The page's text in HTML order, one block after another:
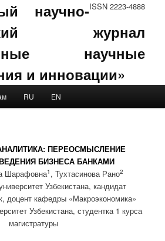
ISSN 2223-4888
научно-
журнал
научные
и инновации»
RU EN
ПЕРЕОСМЫСЛЕНИЕ
БИЗНЕСА БАНКАМИ
Шарафовна1 , Тухтасинова Рано2
Узбекистана, кандидат
доцент кафедры «Макроэкономика»
Узбекистана, студентка 1 курса
магистратуры